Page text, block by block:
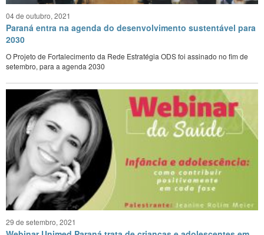
04 de outubro, 2021
Paraná entra na agenda do desenvolvimento sustentável para
2030
O Projeto de Fortalecimento da Rede Estratégia ODS foi assinado no fim de
setembro, para a agenda 2030
29 de setembro, 2021